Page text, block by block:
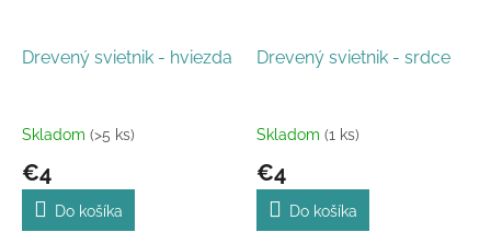
Drevený svietnik - hviezda
Skladom (>5 ks)
€4
Do košíka
Drevený svietnik - srdce
Skladom (1 ks)
€4
Do košíka